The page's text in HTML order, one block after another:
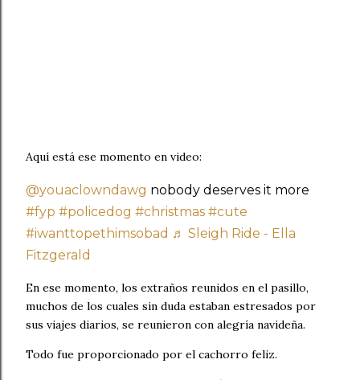
Aquí está ese momento en video:
@youaclowndawg nobody deserves it more
#fyp #policedog #christmas #cute
#iwanttopethimsobad ♬ Sleigh Ride - Ella
Fitzgerald
En ese momento, los extraños reunidos en el pasillo,
muchos de los cuales sin duda estaban estresados ​​​​por
sus viajes diarios, se reunieron con alegría navideña.
Todo fue proporcionado por el cachorro feliz.